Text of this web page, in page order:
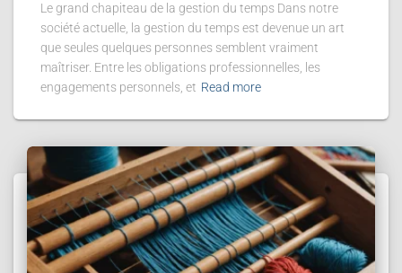
Le grand chapiteau de la gestion du temps Dans notre
société actuelle, la gestion du temps est devenue un art
que seules quelques personnes semblent vraiment
maîtriser. Entre les obligations professionnelles, les
engagements personnels, et Read more